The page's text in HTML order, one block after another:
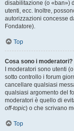
disabilitazione (o «ban»)
utenti, ecc. Inoltre,
autorizzazioni concesse
Fondatore).
Top
Cosa sono i moderatori?
I moderatori sono utenti
sotto controllo i forum
cancellare qualsiasi
qualsiasi argomento del
moderatori è quello di
off-topic) o che scrivano
Top